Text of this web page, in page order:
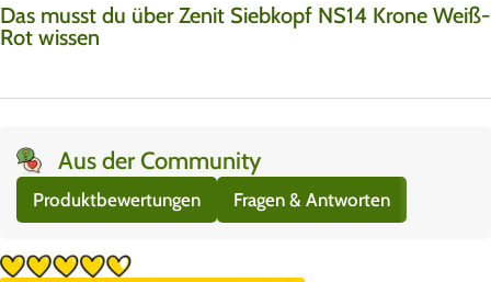
Das musst du über Zenit Siebkopf NS14 Krone Weiß-
Rot wissen
Aus der Community
Produktbewertungen Fragen & Antworten